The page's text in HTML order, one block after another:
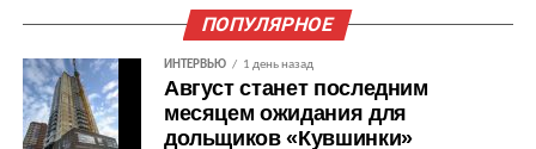
ПОПУЛЯРНОЕ
ИНТЕРВЬЮ 1 день назад
Август станет последним
месяцем ожидания для
дольщиков «Кувшинки»